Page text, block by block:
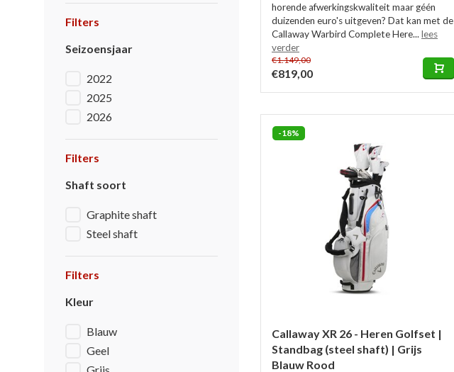
Filters
Seizoensjaar
2022
2025
2026
Filters
Shaft soort
Graphite shaft
Steel shaft
Filters
Kleur
Blauw
Geel
horende afwerkingskwaliteit maar géén
duizenden euro's uitgeven? Dat kan met de
Callaway Warbird Complete Here... lees
verder
€1.149,00
€819,00
-18%
Callaway XR 26 - Heren Golfset |
Standbag (steel shaft) | Grijs
Blauw Rood